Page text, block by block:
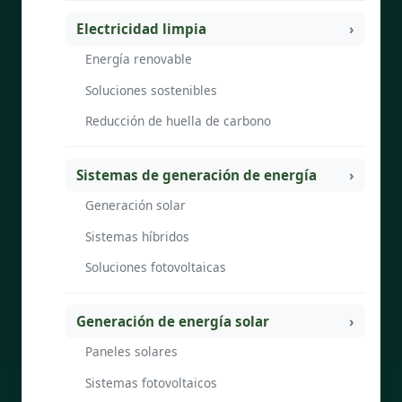
Electricidad limpia
Energía renovable
Soluciones sostenibles
Reducción de huella de carbono
Sistemas de generación de energía
Generación solar
Sistemas híbridos
Soluciones fotovoltaicas
Generación de energía solar
Paneles solares
Sistemas fotovoltaicos